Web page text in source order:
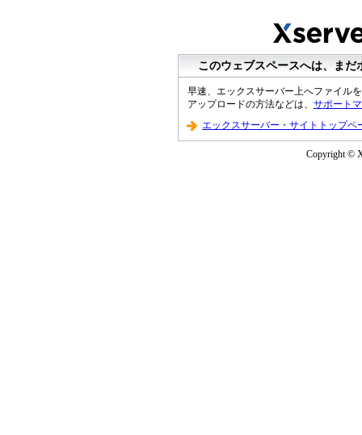
このウェブスペースへは、ま
早速、エックスサーバー上へファイル
アップロードの方法などは、 サポート
エックスサーバー・サイトトップペ
Copyright ©